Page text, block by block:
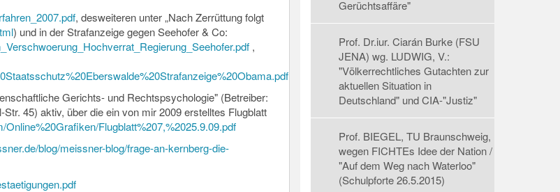
, desweiteren unter „Nach Zerrüttung folgt
) und in der Strafanzeige gegen Seehofer & Co:
,
Gerichts- und Rechtspsychologie" (Betreiber:
45) aktiv, über die ein von mir 2009 erstelltes Flugblatt
Online%20Grafiken/Flugblatt%207,%2025.9.09.pdf
blog/meissner-blog/frage-an-kernberg-die-
Gerüchtsaffäre"
Prof. Dr.iur. Ciarán Burke (FSU
JENA) wg. LUDWIG, V.:
"Völkerrechtliches Gutachten zur
aktuellen Situation in
Deutschland" und CIA-"Justiz"
Prof. BIEGEL, TU Braunschweig,
wegen FICHTEs Idee der Nation /
"Auf dem Weg nach Waterloo"
(Schulpforte 26.5.2015)